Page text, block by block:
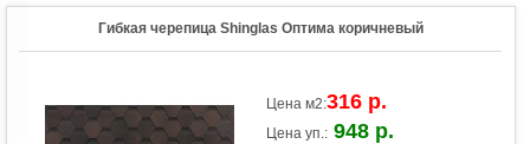
Гибкая черепица Shinglas Оптима коричневый
Цена м2:316 р.
Цена уп.: 948 р.